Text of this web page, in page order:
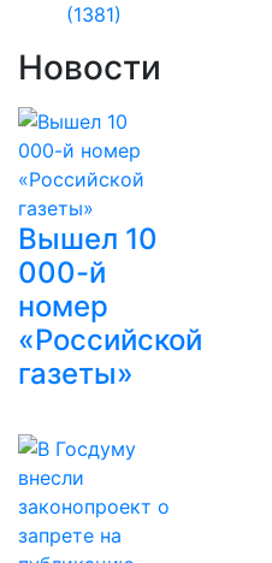
(1381)
Новости
Вышел 10
000-й
номер
«Российской
газеты»